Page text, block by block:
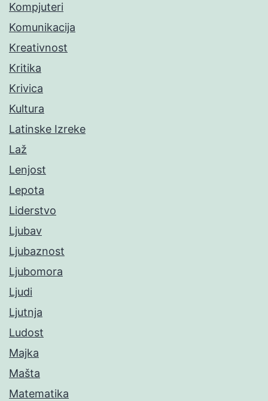
Kompjuteri
Komunikacija
Kreativnost
Kritika
Krivica
Kultura
Latinske Izreke
Laž
Lenjost
Lepota
Liderstvo
Ljubav
Ljubaznost
Ljubomora
Ljudi
Ljutnja
Ludost
Majka
Mašta
Matematika